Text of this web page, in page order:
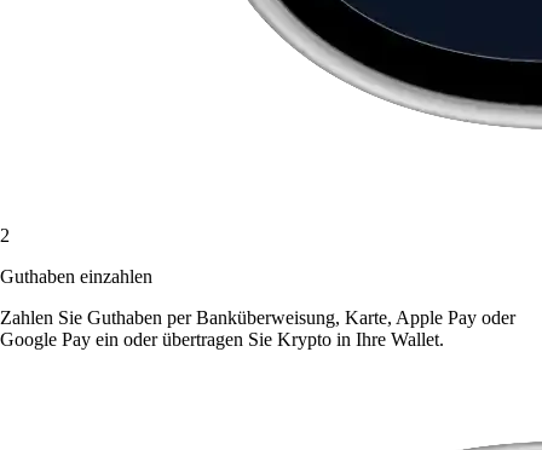
2
Guthaben einzahlen
Zahlen Sie Guthaben per Banküberweisung, Karte, Apple Pay oder
Google Pay ein oder übertragen Sie Krypto in Ihre Wallet.